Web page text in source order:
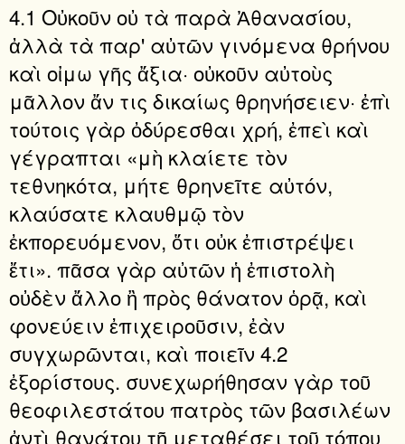
4.1 Οὐκοῦν οὐ τὰ παρὰ Ἀθανασίου,
ἀλλὰ τὰ παρ' αὐτῶν γινόμενα θρήνου
καὶ οἰμω γῆς ἄξια· οὐκοῦν αὐτοὺς
μᾶλλον ἄν τις δικαίως θρηνήσειεν· ἐπὶ
τούτοις γὰρ ὀδύρεσθαι χρή, ἐπεὶ καὶ
γέγραπται «μὴ κλαίετε τὸν
τεθνηκότα, μήτε θρηνεῖτε αὐτόν,
κλαύσατε κλαυθμῷ τὸν
ἐκπορευόμενον, ὅτι οὐκ ἐπιστρέψει
ἔτι». πᾶσα γὰρ αὐτῶν ἡ ἐπιστολὴ
οὐδὲν ἄλλο ἢ πρὸς θάνατον ὁρᾷ, καὶ
φονεύειν ἐπιχειροῦσιν, ἐὰν
συγχωρῶνται, καὶ ποιεῖν 4.2
ἐξορίστους. συνεχωρήθησαν γὰρ τοῦ
θεοφιλεστάτου πατρὸς τῶν βασιλέων
ἀντὶ θανάτου τῇ μεταθέσει τοῦ τόπου